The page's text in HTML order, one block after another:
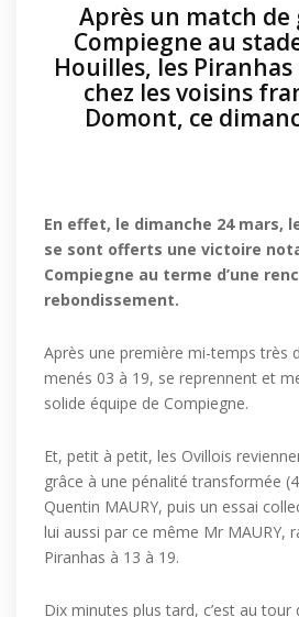
Après un match de
Compiegne au
Houilles, les
chez les voisins
Domont, ce
En effet, le dimanche 24 mars,
se sont offerts une victoire
Compiegne au terme d’une
rebondissement.
Après une première mi-temps très
menés 03 à 19, se reprennent et
solide équipe de Compiegne.
Et, petit à petit, les Ovillois
grâce à une pénalité transformée
Quentin MAURY, puis un essai
lui aussi par ce même Mr MAURY,
Piranhas à 13 à 19.
Dix minutes plus tard, c’est au tour